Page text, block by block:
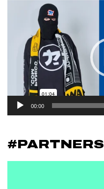
Reproductor
00:00
#PARTNERS